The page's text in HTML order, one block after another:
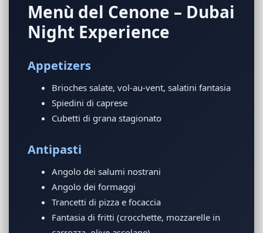
Menù del Cenone – Dubai
Night Experience
Appetizers
Brioches salate, vol-au-vent, salatini fantasia
Spiedini di caprese
Cubetti di grana stagionato
Antipasti
Angolo dei salumi nostrani
Angolo dei formaggi
Trancetti di pizza e focaccia
Fantasia di fritti (crocchette, mozzarelle in